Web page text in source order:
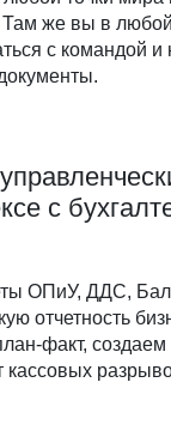
Там же вы в
с командой и
с
ОПиУ, ДДС,
отчетность
факт,
кассовых